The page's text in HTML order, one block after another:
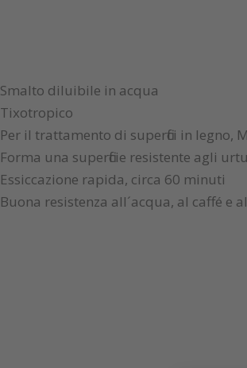
Smalto diluibile in acqua
Tixotropico
Per il trattamento di superfici in legno,
Forma una superficie resistente agli urtu
Essiccazione rapida, circa 60 minuti
Buona resistenza all´acqua, al caffé e